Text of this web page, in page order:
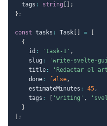
  tags
: string
;
} ;
const tasks : Task =
{
    id
: 'task-1' ,
    slug
: 'write-svelte-
    title
: 'Redactar el
    done
: false,
    estimateMinutes
: 45,
    tags
: 'writing' ,
}
;